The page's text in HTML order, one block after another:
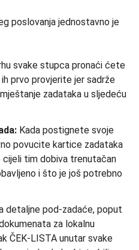
poslovanja jednostavno je
svake stupca pronaći ćete
ih prvo provjerite jer sadrže
zadataka u sljedeću
Kada postignete svoje
povucite kartice zadataka
cijeli tim dobiva trenutačan
i što je još potrebno
detaljne pod-zadaće, poput
za lokalnu
ČEK-LISTA unutar svake